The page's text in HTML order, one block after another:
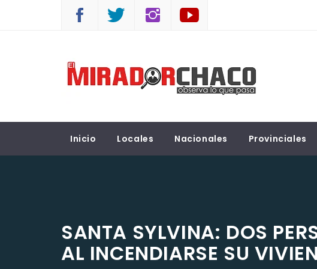
EL MIRADOR CHACO
Inicio Locales Nacionales Provinciales
SANTA SYLVINA: DOS
AL INCENDIARSE SU